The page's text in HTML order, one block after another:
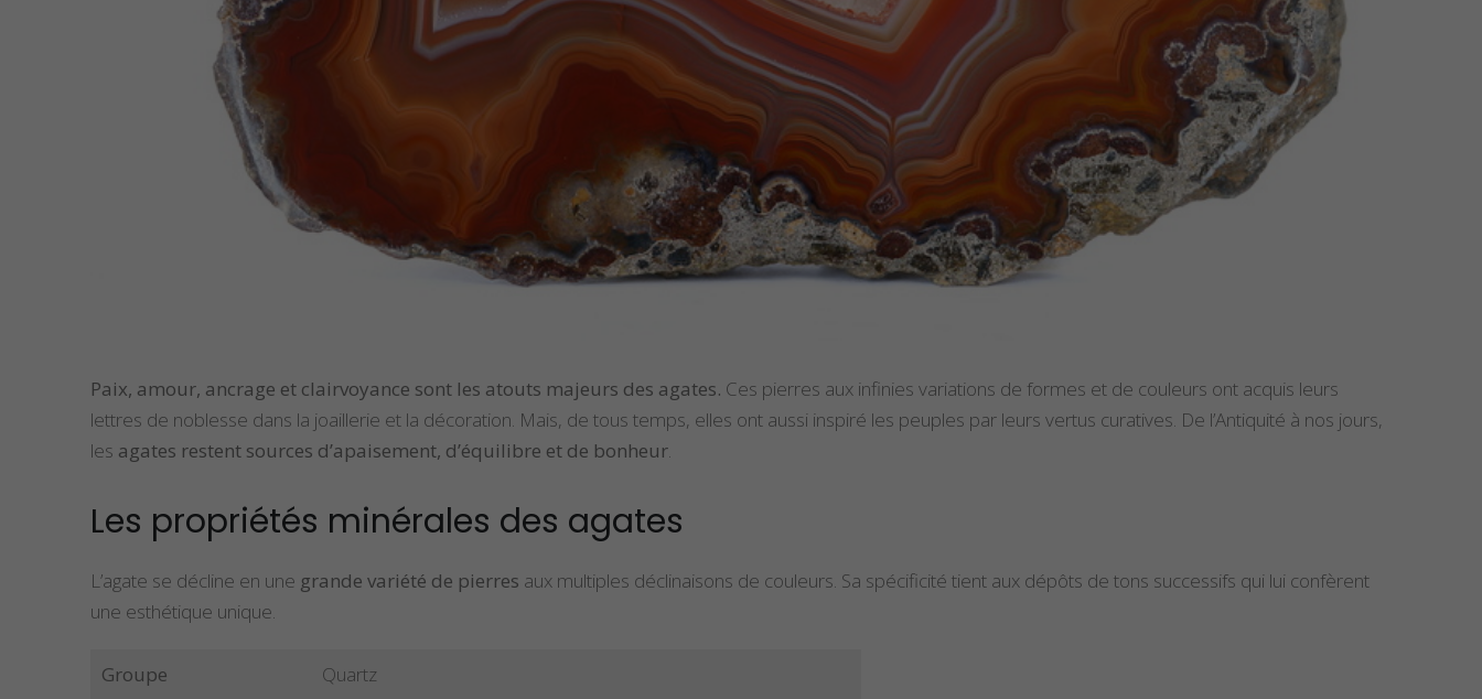
Paix, amour, ancrage et clairvoyance sont les atouts majeurs des agates. Ces pierres aux infinies variations de formes et de couleurs ont acquis leurs
lettres de noblesse dans la joaillerie et la décoration. Mais, de tous temps, elles ont aussi inspiré les peuples par leurs vertus curatives. De l’Antiquité à nos jours,
les agates restent sources d’apaisement, d’équilibre et de bonheur.
Les propriétés minérales des agates
L’agate se décline en une grande variété de pierres aux multiples déclinaisons de couleurs. Sa spécificité tient aux dépôts de tons successifs qui lui confèrent
une esthétique unique.
Groupe
Quartz